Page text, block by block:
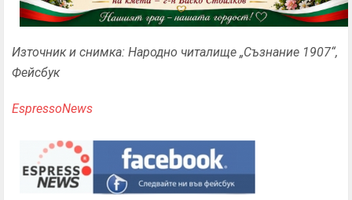
Източник и снимка: Народно читалище „Съзнание 1907“,
Фейсбук
EspressoNews